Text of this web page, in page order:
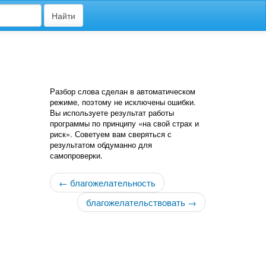
Найти
Разбор слова сделан в автоматическом
режиме, поэтому не исключены ошибки.
Вы используете результат работы
программы по принципу «на свой страх и
риск». Советуем вам сверяться с
результатом обдуманно для
самопроверки.
← благожелательность
благожелательствовать →